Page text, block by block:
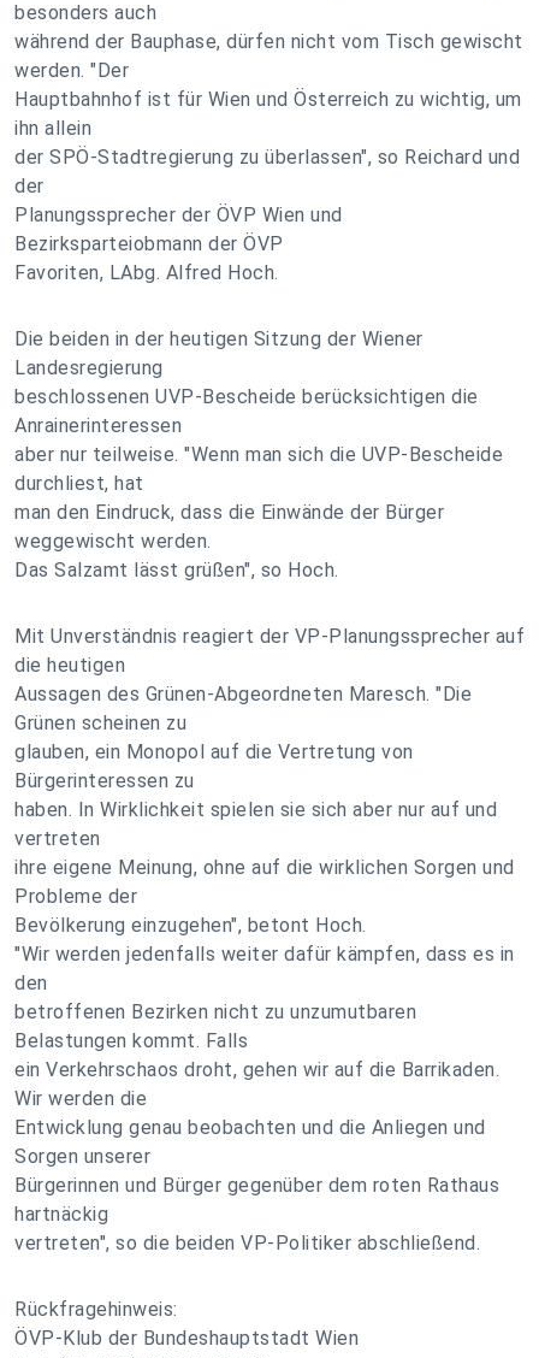
besonders auch
während der Bauphase, dürfen nicht vom Tisch gewischt
werden. "Der
Hauptbahnhof ist für Wien und Österreich zu wichtig, um
ihn allein
der SPÖ-Stadtregierung zu überlassen", so Reichard und
der
Planungssprecher der ÖVP Wien und
Bezirksparteiobmann der ÖVP
Favoriten, LAbg. Alfred Hoch.
Die beiden in der heutigen Sitzung der Wiener
Landesregierung
beschlossenen UVP-Bescheide berücksichtigen die
Anrainerinteressen
aber nur teilweise. "Wenn man sich die UVP-Bescheide
durchliest, hat
man den Eindruck, dass die Einwände der Bürger
weggewischt werden.
Das Salzamt lässt grüßen", so Hoch.
Mit Unverständnis reagiert der VP-Planungssprecher auf
die heutigen
Aussagen des Grünen-Abgeordneten Maresch. "Die
Grünen scheinen zu
glauben, ein Monopol auf die Vertretung von
Bürgerinteressen zu
haben. In Wirklichkeit spielen sie sich aber nur auf und
vertreten
ihre eigene Meinung, ohne auf die wirklichen Sorgen und
Probleme der
Bevölkerung einzugehen", betont Hoch.
"Wir werden jedenfalls weiter dafür kämpfen, dass es in
den
betroffenen Bezirken nicht zu unzumutbaren
Belastungen kommt. Falls
ein Verkehrschaos droht, gehen wir auf die Barrikaden.
Wir werden die
Entwicklung genau beobachten und die Anliegen und
Sorgen unserer
Bürgerinnen und Bürger gegenüber dem roten Rathaus
hartnäckig
vertreten", so die beiden VP-Politiker abschließend.
Rückfragehinweis:
ÖVP-Klub der Bundeshauptstadt Wien